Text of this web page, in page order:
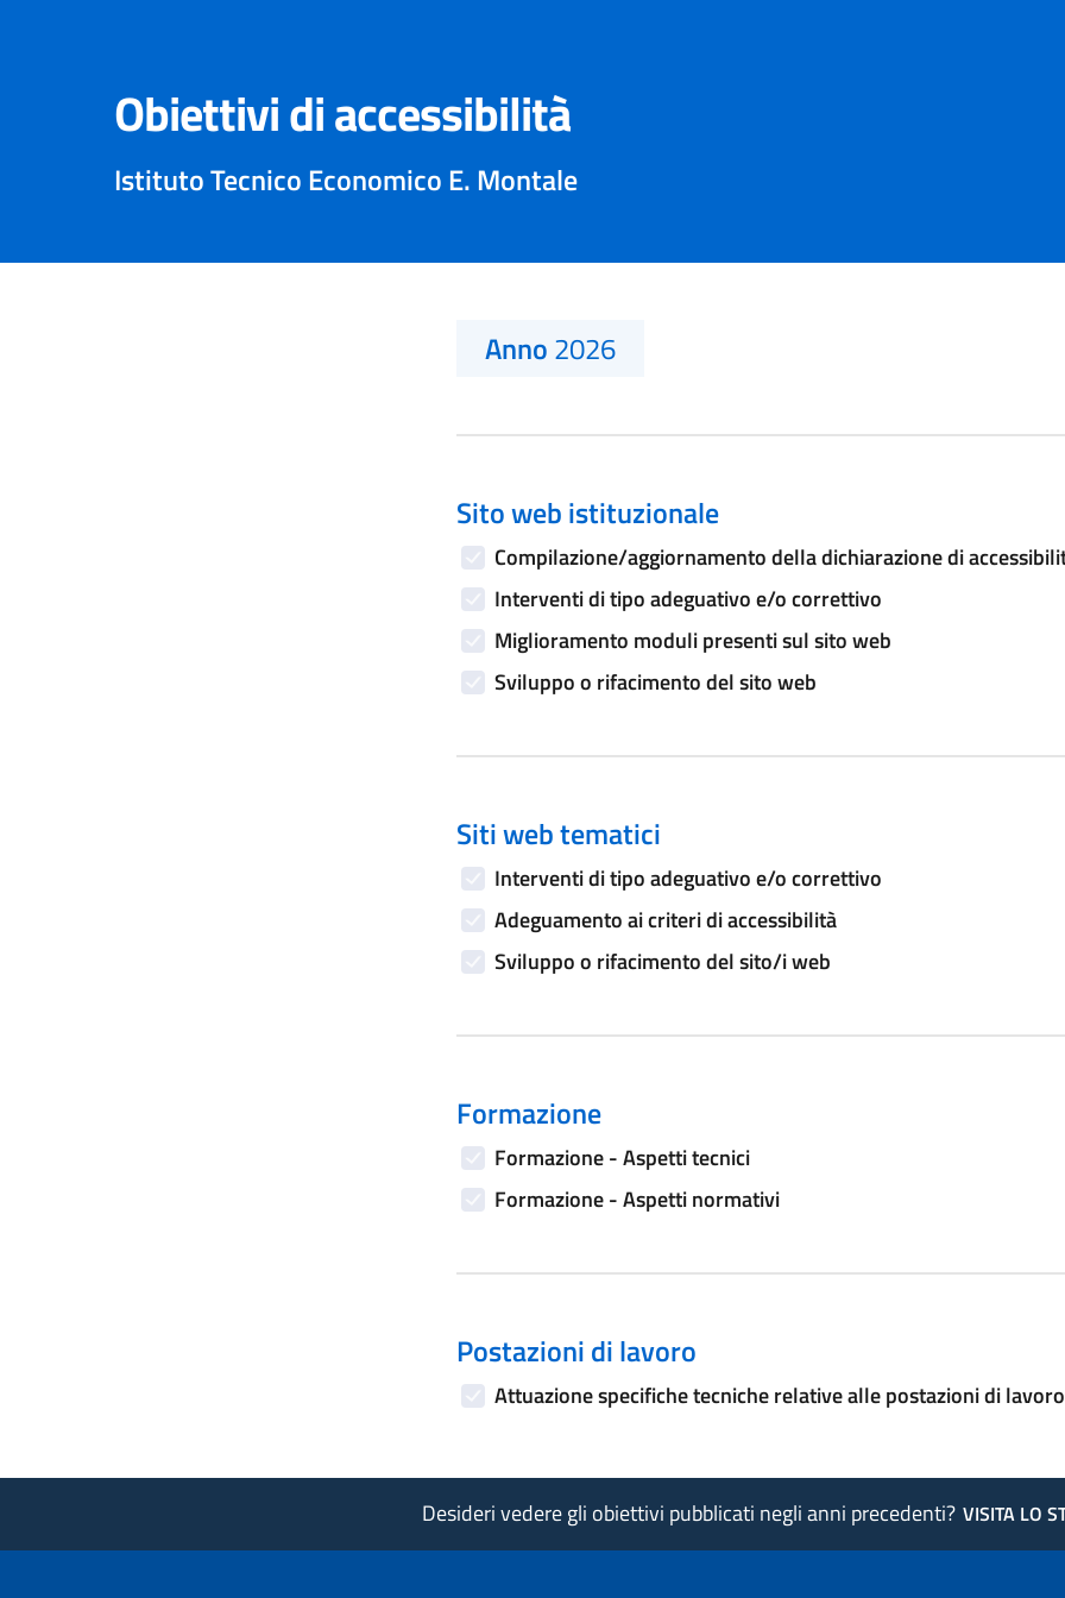
Obiettivi di accessibilità
Istituto Tecnico Economico E. Montale
Anno2026
Sito web istituzionale
Compilazione/aggiornamento della dichiarazione di
Interventi di tipo adeguativo e/o correttivo
Miglioramento moduli presenti sul sito web
Sviluppo o rifacimento del sito web
Siti web tematici
Interventi di tipo adeguativo e/o correttivo
Adeguamento ai criteri di accessibilità
Sviluppo o rifacimento del sito/i web
Formazione
Formazione - Aspetti tecnici
Formazione - Aspetti normativi
Postazioni di lavoro
Attuazione specifiche tecniche relative alle postazioni di lavoro
Desideri vedere gli obiettivi pubblicati negli anni precedenti? VISITA LO